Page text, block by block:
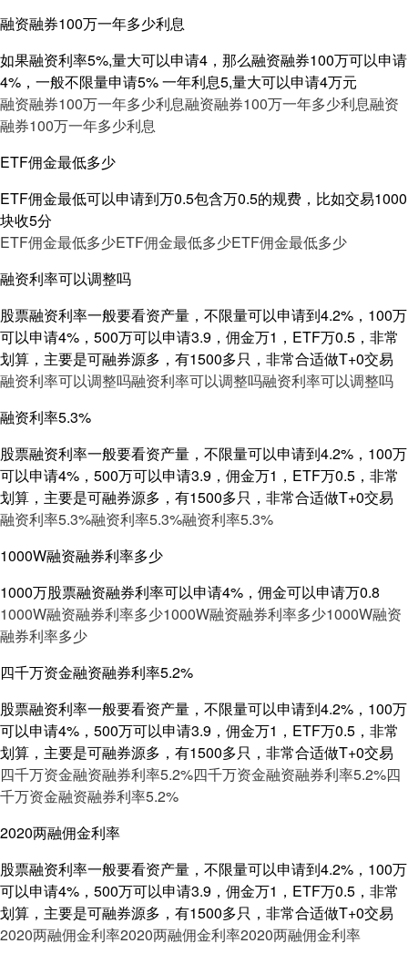
融资融券100万一年多少利息
如果融资利率5%,量大可以申请4，那么融资融券100万可以申请
4%，一般不限量申请5% 一年利息5,量大可以申请4万元
融资融券100万一年多少利息融资融券100万一年多少利息融资
融券100万一年多少利息
ETF佣金最低多少
ETF佣金最低可以申请到万0.5包含万0.5的规费，比如交易1000
块收5分
ETF佣金最低多少ETF佣金最低多少ETF佣金最低多少
融资利率可以调整吗
股票融资利率一般要看资产量，不限量可以申请到4.2%，100万
可以申请4%，500万可以申请3.9，佣金万1，ETF万0.5，非常
划算，主要是可融券源多，有1500多只，非常合适做T+0交易
融资利率可以调整吗融资利率可以调整吗融资利率可以调整吗
融资利率5.3%
股票融资利率一般要看资产量，不限量可以申请到4.2%，100万
可以申请4%，500万可以申请3.9，佣金万1，ETF万0.5，非常
划算，主要是可融券源多，有1500多只，非常合适做T+0交易
融资利率5.3%融资利率5.3%融资利率5.3%
1000W融资融券利率多少
1000万股票融资融券利率可以申请4%，佣金可以申请万0.8
1000W融资融券利率多少1000W融资融券利率多少1000W融资
融券利率多少
四千万资金融资融券利率5.2%
股票融资利率一般要看资产量，不限量可以申请到4.2%，100万
可以申请4%，500万可以申请3.9，佣金万1，ETF万0.5，非常
划算，主要是可融券源多，有1500多只，非常合适做T+0交易
四千万资金融资融券利率5.2%四千万资金融资融券利率5.2%四
千万资金融资融券利率5.2%
2020两融佣金利率
股票融资利率一般要看资产量，不限量可以申请到4.2%，100万
可以申请4%，500万可以申请3.9，佣金万1，ETF万0.5，非常
划算，主要是可融券源多，有1500多只，非常合适做T+0交易
2020两融佣金利率2020两融佣金利率2020两融佣金利率